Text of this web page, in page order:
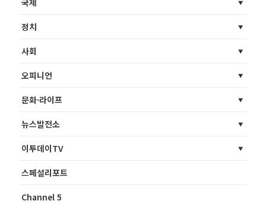
국제
정치
사회
오피니언
문화·라이프
뉴스발전소
이투데이TV
스페셜리포트
Channel 5